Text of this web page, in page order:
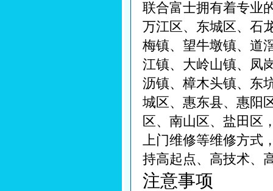
联合富士拥有着专业
万江区、东城区、石
梅镇、望牛墩镇、道
江镇、大岭山镇、凤
沥镇、樟木头镇、东
城区、惠东县、惠阳
区、南山区、盐田区
上门维修等维修方式
持高起点、高技术、
注意事项